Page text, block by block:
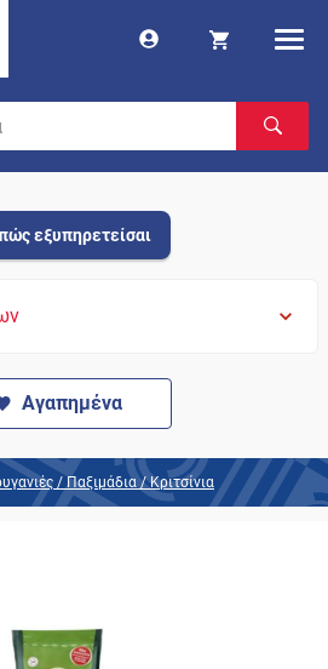
εξυπηρετείσαι
Αγαπημένα
/ Παξιμάδια / Κριτσίνια